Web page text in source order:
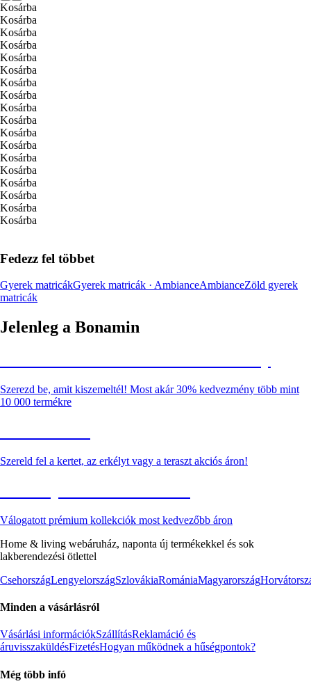
Kosárba
Kosárba
Kosárba
Kosárba
Kosárba
Kosárba
Kosárba
Kosárba
Kosárba
Kosárba
Kosárba
Kosárba
Kosárba
Kosárba
Kosárba
Kosárba
Kosárba
Kosárba
Fedezz fel többet
Gyerek matricákGyerek matricák · AmbianceAmbianceZöld gyerek
matricák
Jelenleg a Bonamin
Szerezd be, amit kiszemeltél! Most akár 30% kedvezmény több mint
10 000 termékre
Szereld fel a kertet, az erkélyt vagy a teraszt akciós áron!
Válogatott prémium kollekciók most kedvezőbb áron
Home & living webáruház, naponta új termékekkel és sok
lakberendezési ötlettel
CsehországLengyelországSzlovákiaRomániaMagyarország
Minden a vásárlásról
Vásárlási információkSzállításReklamáció és
áruvisszaküldésFizetésHogyan működnek a hűségpontok?
Még több infó